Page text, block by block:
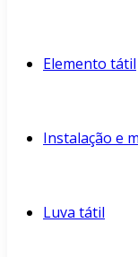
Elemento tátil
Instalação e
Luva tátil